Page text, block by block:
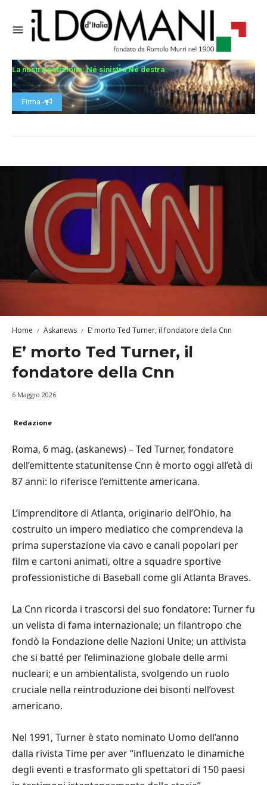
La nostra petizione: Né sinistra Né destra
Firma -
Home Askanews E’ morto Ted Turner, il fondatore della Cnn
E’ morto Ted Turner, il
fondatore della Cnn
6 Maggio 2026
Redazione
Roma, 6 mag. (askanews) – Ted Turner, fondatore
dell’emittente statunitense Cnn è morto oggi all’età di
87 anni: lo riferisce l’emittente americana.
L’imprenditore di Atlanta, originario dell’Ohio, ha
costruito un impero mediatico che comprendeva la
prima superstazione via cavo e canali popolari per
film e cartoni animati, oltre a squadre sportive
professionistiche di Baseball come gli Atlanta Braves.
La Cnn ricorda i trascorsi del suo fondatore: Turner fu
un velista di fama internazionale; un filantropo che
fondò la Fondazione delle Nazioni Unite; un attivista
che si batté per l’eliminazione globale delle armi
nucleari; e un ambientalista, svolgendo un ruolo
cruciale nella reintroduzione dei bisonti nell’ovest
americano.
Nel 1991, Turner è stato nominato Uomo dell’anno
dalla rivista Time per aver “influenzato le dinamiche
degli eventi e trasformato gli spettatori di 150 paesi